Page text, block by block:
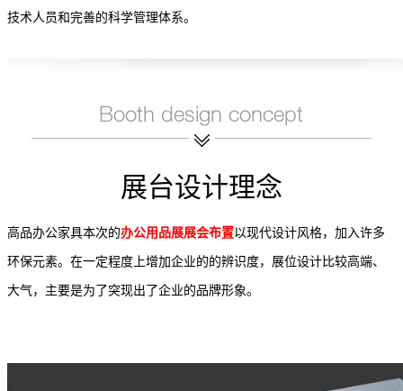
技术人员和完善的科学管理体系。
展台设计理念
高品办公家具本次的办公用品展展会布置以现代设计风格，加入许多
环保元素。在一定程度上增加企业的的辨识度，展位设计比较高端、
大气，主要是为了突现出了企业的品牌形象。